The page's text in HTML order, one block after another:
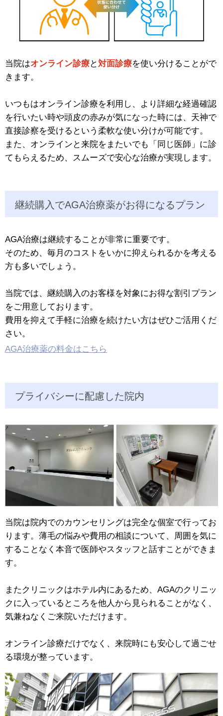
当院はオンライン診療と対面診療を使い分けることがで
きます。
いつもはオンライン診療を利用し、より詳細な経過確認
を行いたい時や頭皮の赤みが気になった時には、天神で
直接診察を受けるという柔軟な使い分けが可能です。
また、オンラインと来院をまたいでも「同じ医師」に診
てもらえるため、スムーズで安心な治療が実現します。
継続購入でAGA治療薬がお得になるプラン
AGA治療は継続することが非常に重要です。
そのため、毎月のコストをいかに抑えられるかを考える
方も多いでしょう。
当院では、継続購入のお客様を対象にお得な割引プラン
をご用意しております。
費用を抑えて手軽に治療を続けたい方はぜひご活用くだ
さい。
AGA治療薬の料金はこちら
プライバシーに配慮した院内
当院は院内でのカウンセリングは完全な個室で行ってお
ります。薄毛の悩みや費用の相談について、周囲を気に
することなく本音で医師やスタッフと話すことができま
す。
またクリニックはホテル内にあるため、AGAのクリニッ
クに入っているところを他人から見られることがなく、
気兼ねなくご来院いただけます。
オンライン診療だけでなく、来院時にも安心して過ごせ
る環境が整っています。